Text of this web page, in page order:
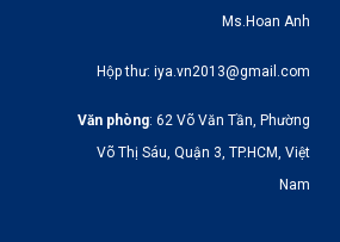
Ms.Hoan Anh
Hộp thư: iya.vn2013@gmail.com
Văn phòng: 62 Võ Văn Tần, Phường
Võ Thị Sáu, Quận 3, TP.HCM, Việt
Nam